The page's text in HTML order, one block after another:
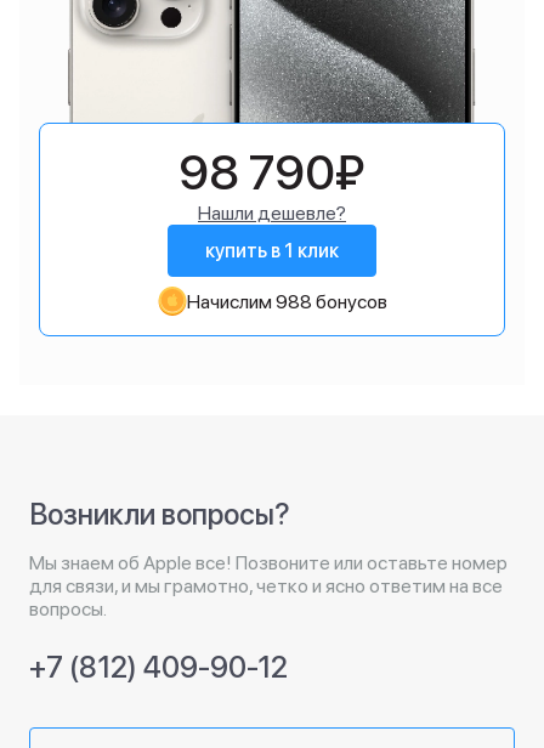
98 790₽
Нашли дешевле?
купить в 1 клик
Начислим 988 бонусов
Возникли вопросы?
Мы знаем об Apple все! Позвоните или оставьте номер
для связи, и мы грамотно, четко и ясно ответим на все
вопросы.
+7 (812) 409-90-12